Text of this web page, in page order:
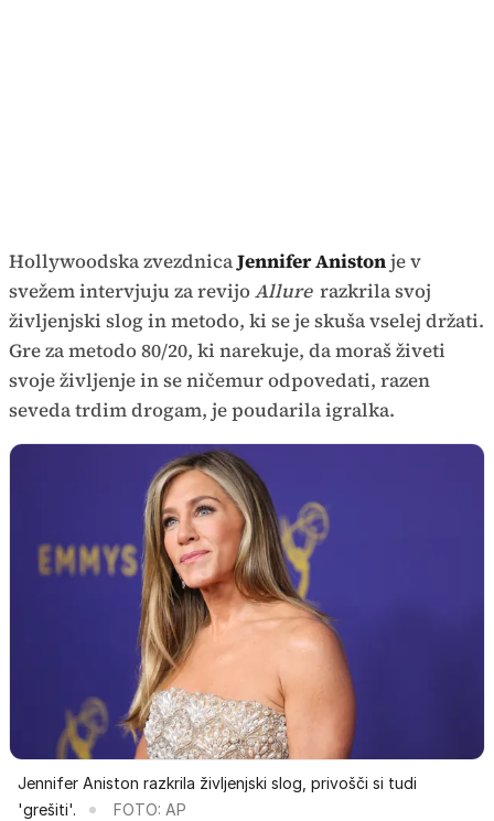
Hollywoodska zvezdnicaJennifer Anistonje v
svežem intervjuju za revijoAllure razkrila svoj
življenjski slog in metodo, ki se je skuša vselej držati.
Gre za metodo 80/20, ki narekuje, da moraš živeti
svoje življenje in se ničemur odpovedati, razen
seveda trdim drogam, je poudarila igralka.
Jennifer Aniston razkrila življenjski slog, privošči si tudi
'grešiti'.
FOTO: AP